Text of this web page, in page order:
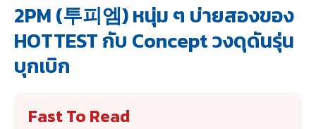
2PM (투피엠) หนุ่ม ๆ บ่ายสองของ
HOTTEST กับ Concept วงดุดันรุ่น
บุกเบิก
Fast To Read